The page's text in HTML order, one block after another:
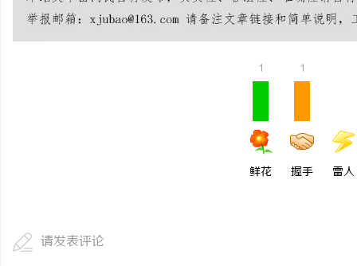
1
鲜花
1
握手 雷人
请发表评论